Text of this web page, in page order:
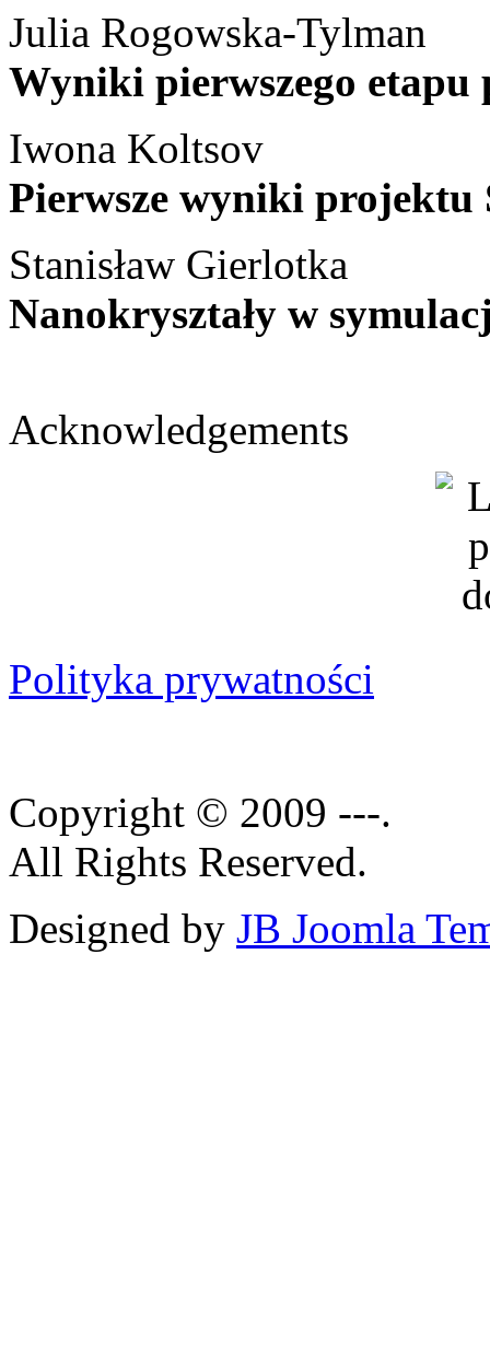
Julia Rogowska-Tylman
Wyniki pierwszego
Iwona Koltsov
Pierwsze wyniki projektu
Stanisław Gierlotka
Nanokryształy w
Acknowledgements
Polityka prywatności
Copyright © 2009 ---.
All Rights Reserved.
Designed by JB Joomla